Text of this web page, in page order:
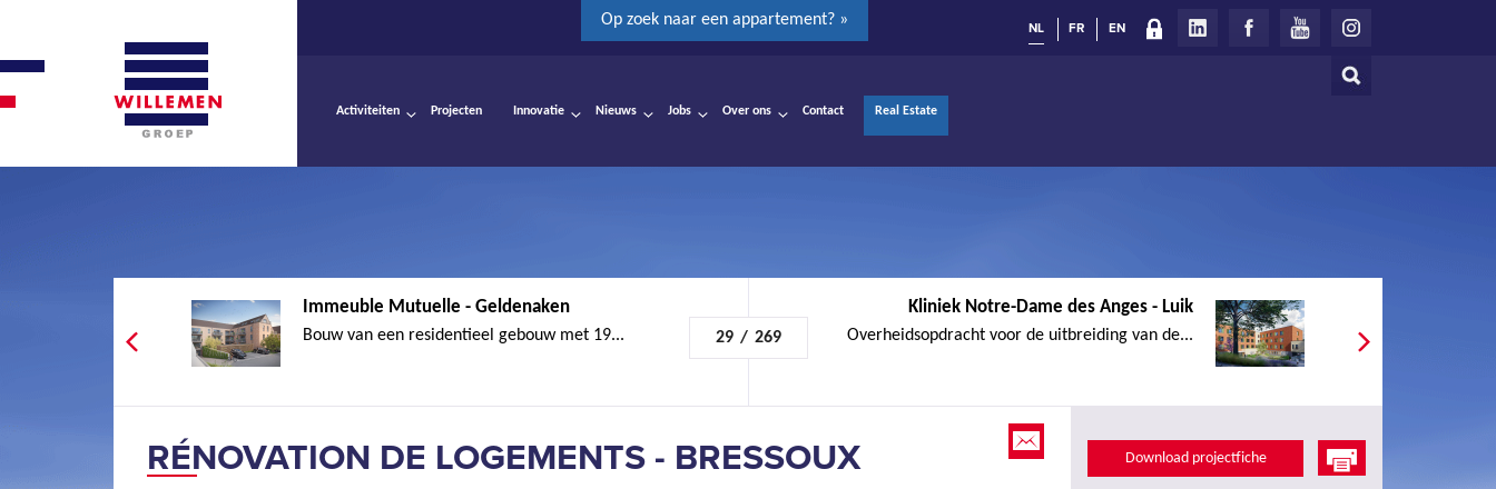
Op zoek naar een appartement? »
Zoeken
NL FR EN
Activiteiten Projecten Innovatie Nieuws Jobs Over ons Contact Real Estate
Immeuble Mutuelle - Geldenaken
Bouw van een residentieel gebouw met 19... 29 / 269
Kliniek Notre-Dame des Anges - Luik
Overheidsopdracht voor de uitbreiding van de...
RÉNOVATION DE LOGEMENTS - BRESSOUX Download projectfiche